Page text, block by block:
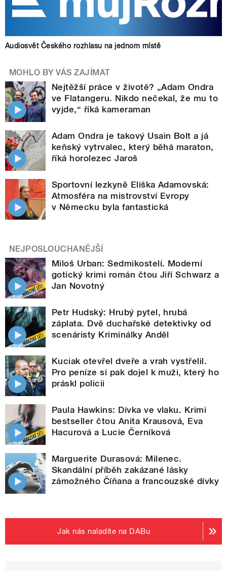
Audiosvět Českého rozhlasu na jednom místě
MOHLO BY VÁS ZAJÍMAT
Nejtěžší práce v životě? „Adam Ondra
ve Flatangeru. Nikdo nečekal, že mu to
vyjde,“ říká kameraman
Adam Ondra je takový Usain Bolt a já
keňský vytrvalec, který běhá maraton,
říká horolezec Jaroš
Sportovní lezkyně Eliška Adamovská:
Atmosféra na mistrovství Evropy
v Německu byla fantastická
NEJPOSLOUCHANĚJŠÍ
Miloš Urban: Sedmikostelí. Moderní
gotický krimi román čtou Jiří Schwarz a
Jan Novotný
Petr Hudský: Hrubý pytel, hrubá
záplata. Dvě duchařské detektivky od
scenáristy Kriminálky Anděl
Kuciak otevřel dveře a vrah vystřelil.
Pro peníze si pak dojel k muži, který ho
práskl policii
Paula Hawkins: Dívka ve vlaku. Krimi
bestseller čtou Anita Krausová, Eva
Hacurová a Lucie Černíková
Marguerite Durasová: Milenec.
Skandální příběh zakázané lásky
zámožného Číňana a francouzské dívky
Jak nás naladíte na DABu